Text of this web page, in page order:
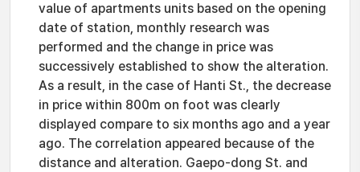
value of apartments units based on the opening
date of station, monthly research was
performed and the change in price was
successively established to show the alteration.
As a result, in the case of Hanti St., the decrease
in price within 800m on foot was clearly
displayed compare to six months ago and a year
ago. The correlation appeared because of the
distance and alteration. Gaepo-dong St. and